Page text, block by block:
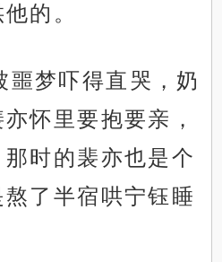
的。
噩梦吓得直哭，奶
怀里要抱要亲，
时的裴亦也是个
了半宿哄宁钰睡